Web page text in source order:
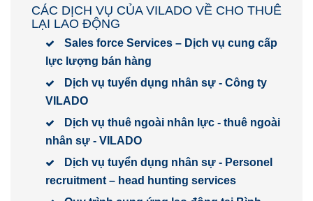
CÁC DỊCH VỤ CỦA VILADO VỀ CHO THUÊ
LẠI LAO ĐỘNG
Sales force Services – Dịch vụ cung cấp
lực lượng bán hàng
Dịch vụ tuyển dụng nhân sự - Công ty
VILADO
Dịch vụ thuê ngoài nhân lực - thuê ngoài
nhân sự - VILADO
Dịch vụ tuyển dụng nhân sự - Personel
recruitment – head hunting services